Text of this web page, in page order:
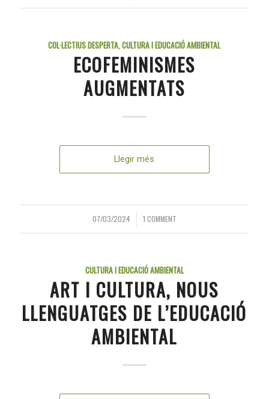
COL·LECTIUS DESPERTA,CULTURA I EDUCACIÓ AMBIENTAL
ECOFEMINISMES
AUGMENTATS
Llegir més
07/03/2024
/ 1 COMMENT
CULTURA I EDUCACIÓ AMBIENTAL
ART I CULTURA, NOUS
LLENGUATGES DE L’EDUCACIÓ
AMBIENTAL